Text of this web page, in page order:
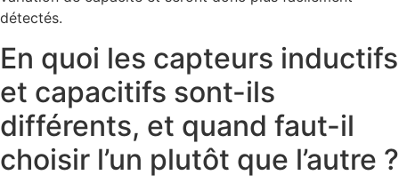
détectés.
En quoi les capteurs inductifs
et capacitifs sont-ils
différents, et quand faut-il
choisir l’un plutôt que l’autre ?